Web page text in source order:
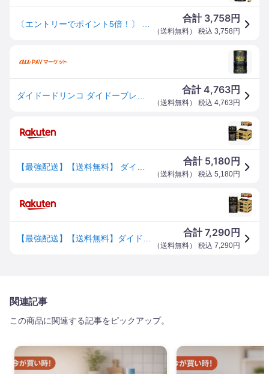
合計 3,758円
（送料無料） 税込 3,758 円
合計4,763円
（送料無料） 税込 4,763 円
合計 5,180 円
（送料無料） 税込 5,180円
合計7,290 円
（送料無料） 税込 7,290円
関連記事
この商品に関連する記事をピックアップ。